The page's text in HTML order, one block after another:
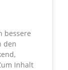
bessere
den
Inhalt